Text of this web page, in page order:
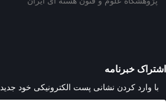
اشتراک خبرنامه
با وارد کردن نشانی پست الکترونیکی خود جدید